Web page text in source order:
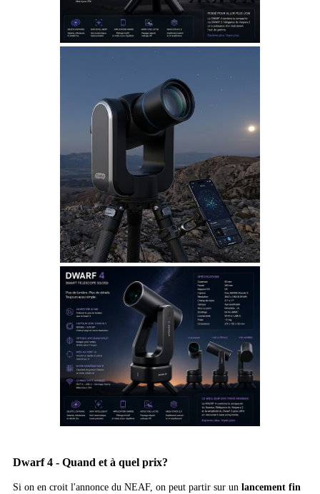
Dwarf 4 - Quand et à quel prix?
Si on en croit l'annonce du NEAF, on peut partir sur un lancement fin